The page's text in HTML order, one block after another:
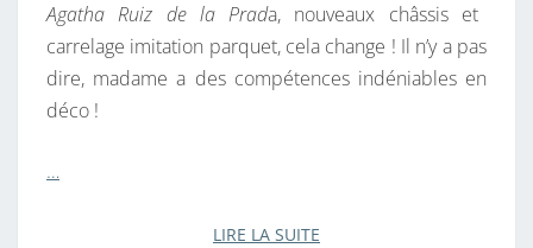
Agatha Ruiz de la Prada, nouveaux châssis et
carrelage imitation parquet, cela change ! Il n’y a pas
dire, madame a des compétences indéniables en
déco !
…
LIRE LA SUITE